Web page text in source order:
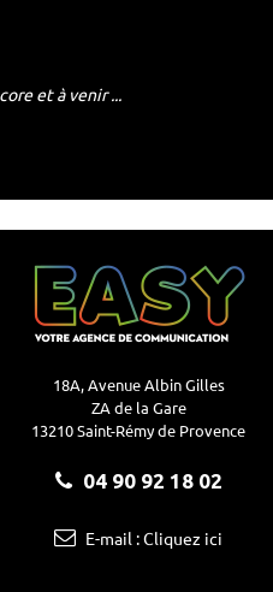
et à venir ...
18A, Avenue Albin Gilles
ZA de la Gare
13210 Saint-Rémy de Provence
04 90 92 18 02
E-mail : Cliquez ici